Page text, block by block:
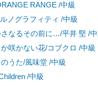
RANGE /中級
ノグラフィティ /中級
さなるその前に…/平井 堅 /
咲かない花/コブクロ /中級
うた/風味堂 /中級
/中級